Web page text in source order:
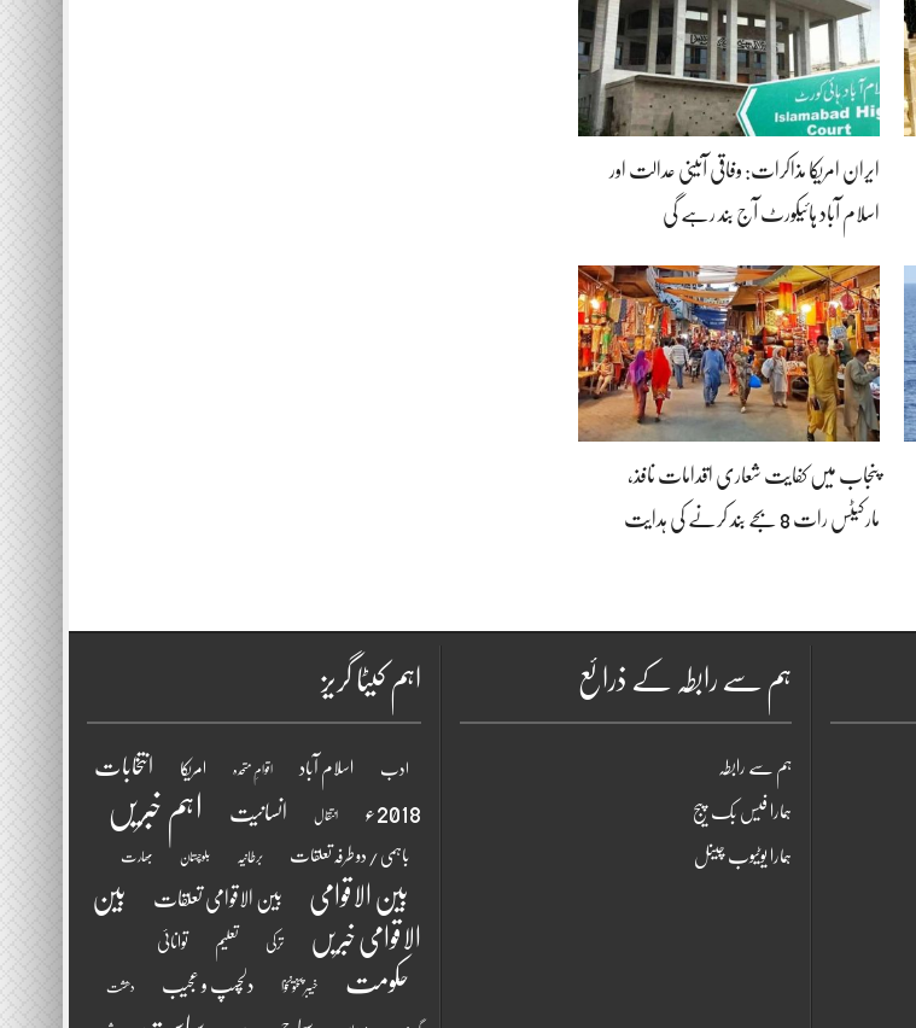
ایران امریکا مذاکرات: وفاقی آئینی عدالت اور
اسلام آباد ہائیکورٹ آج بند رہے گی
پنجاب میں کفایت شعاری اقدامات نافذ،
مارکیٹس رات 8 بجے بند کرنے کی ہدایت
اہم کیٹا گریز
ادب اسلام آباد اقوامِ متحدہ امریکا انتخابات
2018ء انتقال انسانیت اہم خبریں
باہمی / دو طرفہ تعلقات برطانیہ بلوچستان بھارت
بین الاقوامی بین الاقوامی تعلقات
بین
الاقوامی خبریں
ترکی تعلیم توانائی
حکومت خیبر پختونخوا دلچسپ و عجیب دھشت
ہم سے رابطہ کے ذرائع
ہم سے رابطہ
ہمارا فیس بک پیج
ہمارا یوٹیوب چینل